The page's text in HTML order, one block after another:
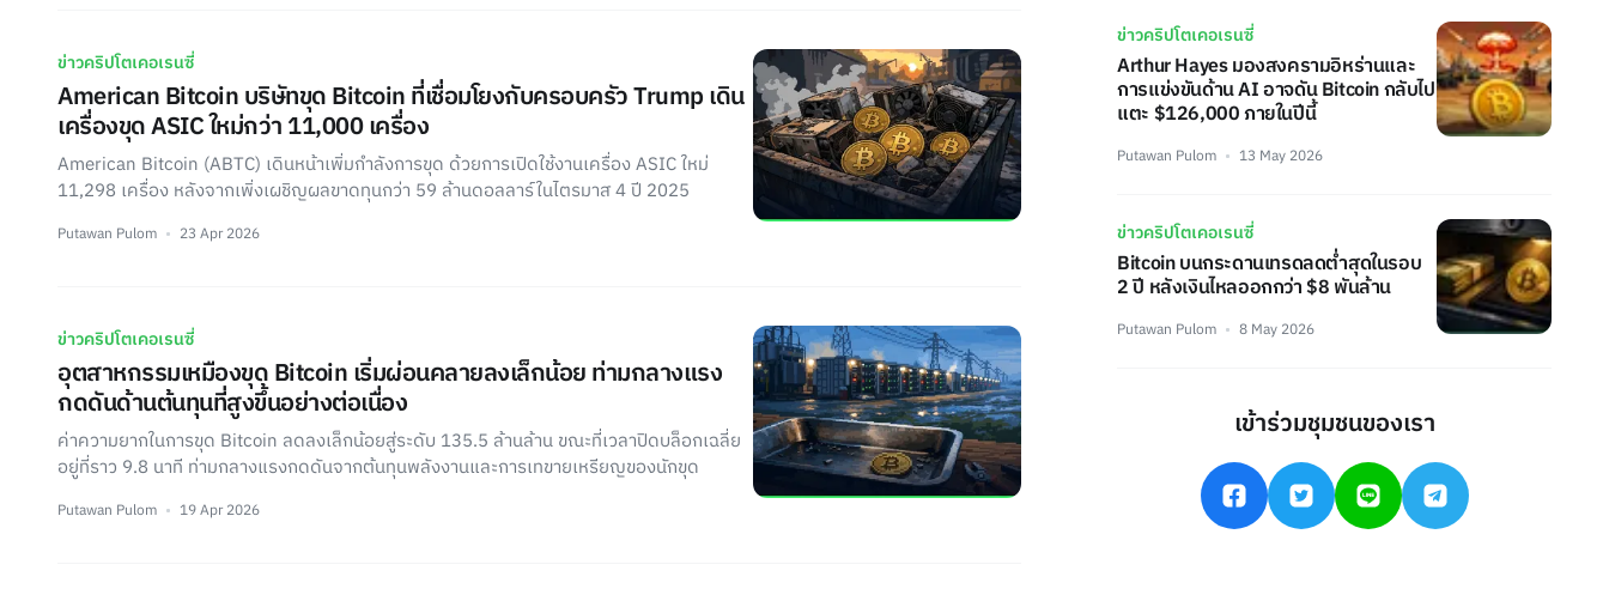
ข่าวคริปโตเคอเรนซี่
American Bitcoin บริษัทขุด Bitcoin ที่เชื่อมโยงกับครอบครัว Trump เดิน
เครื่องขุด ASIC ใหม่กว่า 11,000 เครื่อง
American Bitcoin (ABTC) เดินหน้าเพิ่มกำลังการขุด ด้วยการเปิดใช้งานเครื่อง ASIC ใหม่
11,298 เครื่อง หลังจากเพิ่งเผชิญผลขาดทุนกว่า 59 ล้านดอลลาร์ในไตรมาส 4 ปี 2025
Putawan Pulom 23 Apr 2026
ข่าวคริปโตเคอเรนซี่
อุตสาหกรรมเหมืองขุด Bitcoin เริ่มผ่อนคลายลงเล็กน้อย ท่ามกลางแรง
กดดันด้านต้นทุนที่สูงขึ้นอย่างต่อเนื่อง
ค่าความยากในการขุด Bitcoin ลดลงเล็กน้อยสู่ระดับ 135.5 ล้านล้าน ขณะที่เวลาปิดบล็อกเฉลี่ย
อยู่ที่ราว 9.8 นาที ท่ามกลางแรงกดดันจากต้นทุนพลังงานและการเทขายเหรียญของนักขุด
Putawan Pulom 19 Apr 2026
ข่าวคริปโตเคอเรนซี่
Arthur Hayes มองสงครามอิหร่านและ
การแข่งขันด้าน AI อาจดัน Bitcoin กลับไป
แตะ $126,000 ภายในปีนี้
Putawan Pulom 13 May 2026
ข่าวคริปโตเคอเรนซี่
Bitcoin บนกระดานเทรดลดต่ำสุดในรอบ
2 ปี หลังเงินไหลออกกว่า $8 พันล้าน
Putawan Pulom 8 May 2026
เข้าร่วมชุมชนของเรา